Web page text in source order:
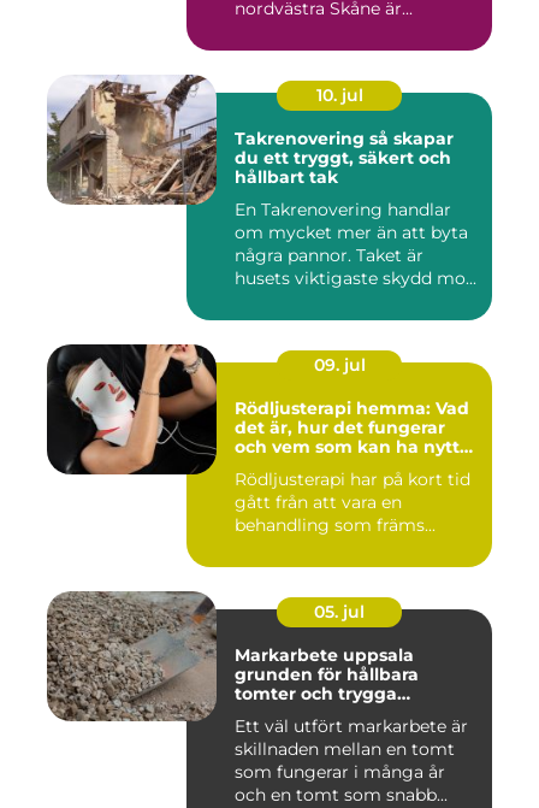
nordvästra Skåne är...
10. jul
Takrenovering så skapar
du ett tryggt, säkert och
hållbart tak
En Takrenovering handlar
om mycket mer än att byta
några pannor. Taket är
husets viktigaste skydd mo...
09. jul
Rödljusterapi hemma: Vad
det är, hur det fungerar
och vem som kan ha nytta
Rödljusterapi har på kort tid
gått från att vara en
behandling som främs...
05. jul
Markarbete uppsala
grunden för hållbara
tomter och trygga
Ett väl utfört markarbete är
skillnaden mellan en tomt
som fungerar i många år
och en tomt som snabb...